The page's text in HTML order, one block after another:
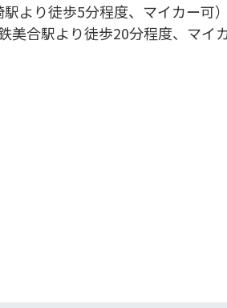
より徒歩5分程度、マイカー可）
合駅より徒歩20分程度、マイカ